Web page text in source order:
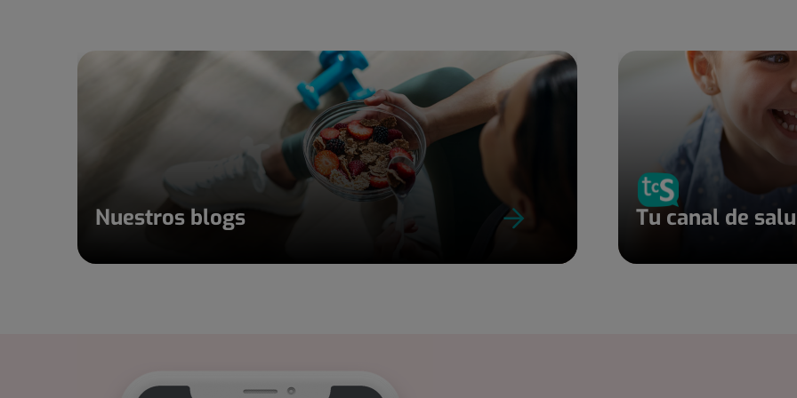
Nuestros blogs Tu canal de